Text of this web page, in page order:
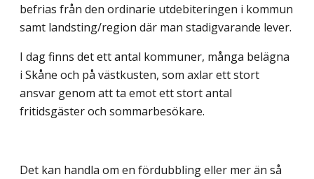
befrias från den ordinarie utdebiteringen i kommun
samt landsting/region där man stadigvarande lever.
I dag finns det ett antal kommuner, många belägna
i Skåne och på västkusten, som axlar ett stort
ansvar genom att ta emot ett stort antal
fritidsgäster och sommarbesökare.
Det kan handla om en fördubbling eller mer än så